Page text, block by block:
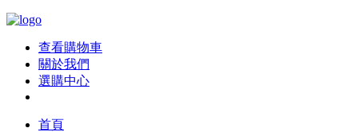
查看購物車
關於我們
選購中心
首頁